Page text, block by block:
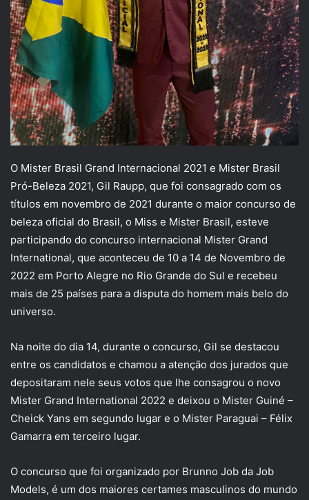
O Mister Brasil Grand Internacional 2021 e Mister Brasil
Pró-Beleza 2021, Gil Raupp, que foi consagrado com os
títulos em novembro de 2021 durante o maior concurso de
beleza oficial do Brasil, o Miss e Mister Brasil, esteve
participando do concurso internacional Mister Grand
International, que aconteceu de 10 a 14 de Novembro de
2022 em Porto Alegre no Rio Grande do Sul e recebeu
mais de 25 países para a disputa do homem mais belo do
universo.
Na noite do dia 14, durante o concurso, Gil se destacou
entre os candidatos e chamou a atenção dos jurados que
depositaram nele seus votos que lhe consagrou o novo
Mister Grand International 2022 e deixou o Mister Guiné –
Cheick Yans em segundo lugar e o Mister Paraguai – Félix
Gamarra em terceiro lugar.
O concurso que foi organizado por Brunno Job da Job
Models, é um dos maiores certames masculinos do mundo